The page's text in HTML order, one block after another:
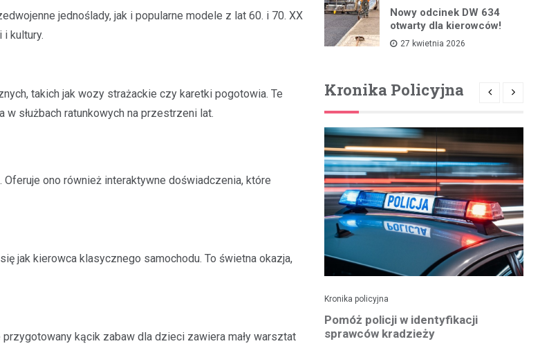
jednoślady, jak i popularne modele z lat 60. i 70. XX
i kultury.
takich jak wozy strażackie czy karetki pogotowia. Te
służbach ratunkowych na przestrzeni lat.
ono również interaktywne doświadczenia, które
jak kierowca klasycznego samochodu. To świetna okazja,
kącik zabaw dla dzieci zawiera mały warsztat
Nowy odcinek DW 634
otwarty dla kierowców!
27 kwietnia 2026
Kronika Policyjna
napadzie na dom małżeństwa
Kronika policyjna
Pomóż policji w identyfikacji
sprawców kradzieży